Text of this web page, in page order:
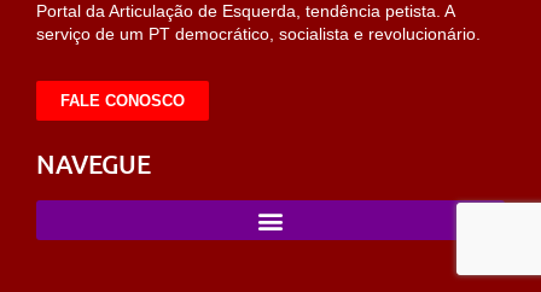
Portal da Articulação de Esquerda, tendência petista. A
serviço de um PT democrático, socialista e revolucionário.
FALE CONOSCO
NAVEGUE